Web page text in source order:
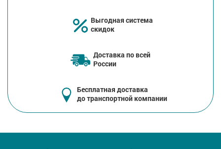
Выгодная система
скидок
Доставка по всей
России
Бесплатная доставка
до транспортной компании